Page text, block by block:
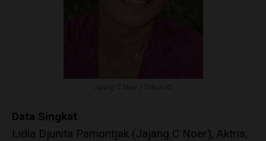
Data Singkat
Lidia Djunita Pamontjak (Jajang C Noer), Aktris,